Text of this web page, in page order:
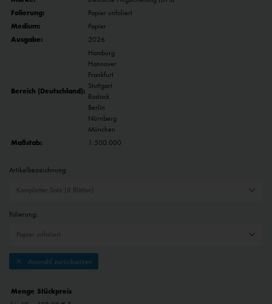
Folierung:
Papier unfoliert
Medium:
Papier
Ausgabe:
2026
Bereich (Deutschland):
Hamburg
Hannover
Frankfurt
Stuttgart
Rostock
Berlin
Nürnberg
München
Maßstab:
1:500.000
Artikelbezeichnung:
Folierung:
Auswahl zurücksetzen
Menge Stückpreis